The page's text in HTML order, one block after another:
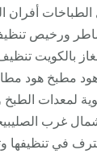
أفران
ورخيص
بالكويت
مطبخ هود
لمعدات
غرب
في تنظيفها